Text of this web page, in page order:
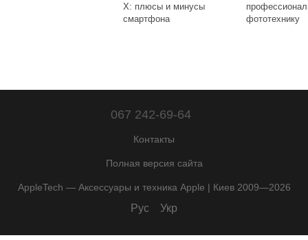
X: плюсы и минусы
смартфона
фототехнику
067 242-69-64
Контакты
Полная версия сайта
AppleTech — Аксессуары и техника Apple | Киев 2009—2026
Рус Укр